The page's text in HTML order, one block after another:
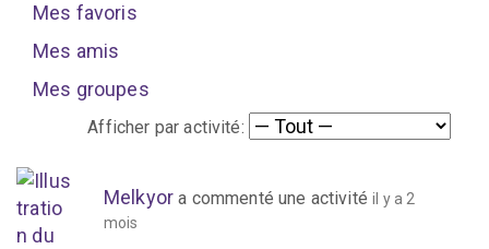
Mes favoris
Mes amis
Mes groupes
Afficher par activité:
Melkyor a commenté une activitéil y a 2
mois